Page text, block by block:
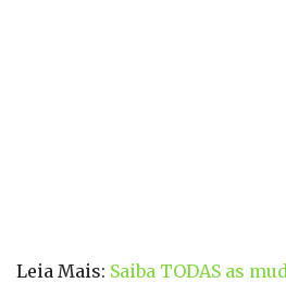
Leia Mais: Saiba TODAS as